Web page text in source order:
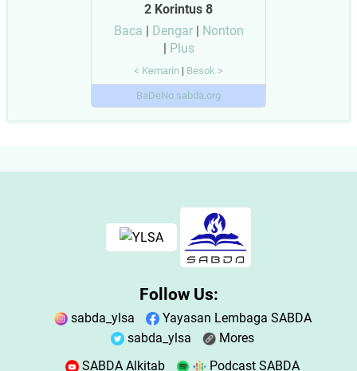
2 Korintus 8
Baca | Dengar| Nonton
| Plus
< Kemarin | Besok >
BaDeNo.sabda.org
Follow Us:
sabda_ylsa
Yayasan Lembaga SABDA
sabda_ylsa
Mores
SABDA Alkitab
Podcast SABDA